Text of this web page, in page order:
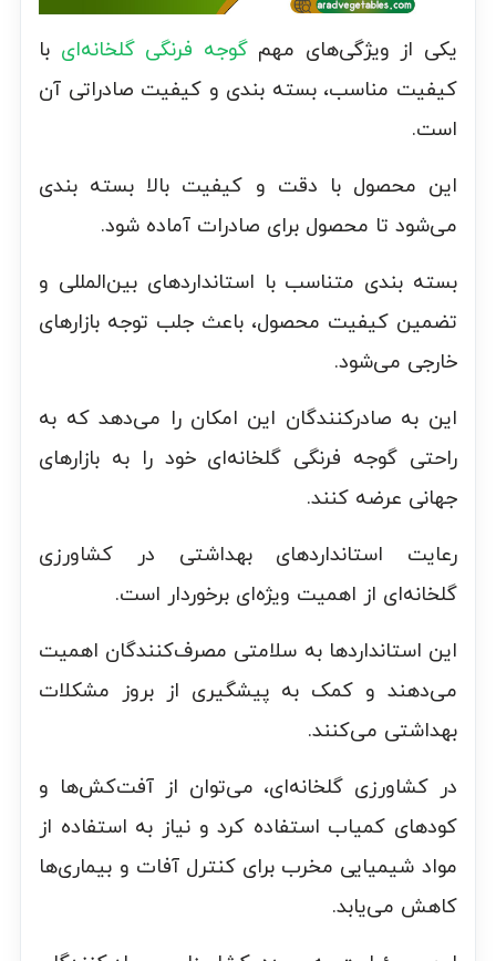
یکی از ویژگی‌های مهمگوجه فرنگی گلخانه‌ای با
کیفیت مناسب، بسته بندی و کیفیت صادراتی آن
است.
این محصول با دقت و کیفیت بالا بسته بندی
می‌شود تا محصول برای صادرات آماده شود.
بسته بندی متناسب با استانداردهای بین‌المللی و
تضمین کیفیت محصول، باعث جلب توجه بازارهای
خارجی می‌شود.
این به صادرکنندگان این امکان را می‌دهد که به
راحتی گوجه فرنگی گلخانه‌ای خود را به بازارهای
جهانی عرضه کنند.
رعایت استانداردهای بهداشتی در کشاورزی
گلخانه‌ای از اهمیت ویژه‌ای برخوردار است.
این استانداردها به سلامتی مصرف‌کنندگان اهمیت
می‌دهند و کمک به پیشگیری از بروز مشکلات
بهداشتی می‌کنند.
در کشاورزی گلخانه‌ای، می‌توان از آفت‌کش‌ها و
کودهای کمیاب استفاده کرد و نیاز به استفاده از
مواد شیمیایی مخرب برای کنترل آفات و بیماری‌ها
کاهش می‌یابد.